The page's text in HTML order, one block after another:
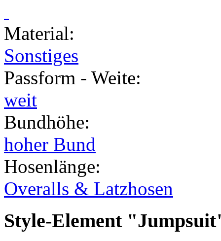
Material:
Sonstiges
Passform - Weite:
weit
Bundhöhe:
hoher Bund
Hosenlänge:
Overalls & Latzhosen
Style-Element